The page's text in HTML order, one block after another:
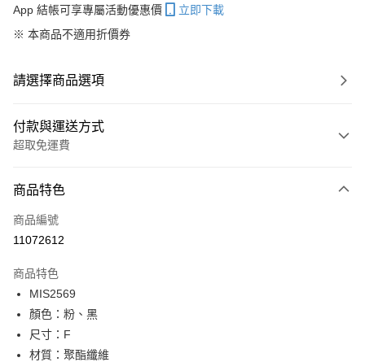
App 結帳可享專屬活動優惠價
立即下載
※ 本商品不適用折價券
請選擇商品選項
付款與運送方式
超取免運費
信用卡一次付款
超商取貨付款
Apple Pay
街口支付
悠遊付
商品特色
商品編號
11072612
商品特色
MIS2569
顏色：粉、黑
尺寸：F
材質：聚酯纖維